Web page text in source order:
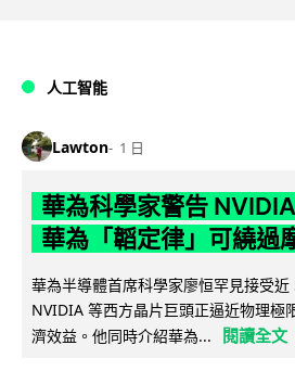
人工智能
Lawton 1 日
華為科學家警告
華為「韜定律」可繞過
華為半導體首席科學家廖恒罕見接受
NVIDIA 等西方晶片巨頭正逼近物理極
濟效益。他同時介紹華為...
閱讀全文